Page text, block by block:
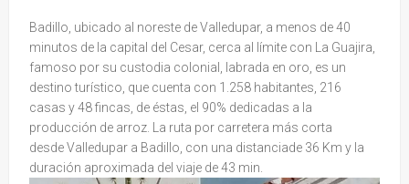
Badillo, ubicado al noreste de Valledupar, a menos de 40
minutos de la capital del Cesar, cerca al límite con La Guajira,
famoso por su custodia colonial, labrada en oro, es un
destino turístico, que cuenta con 1.258 habitantes, 216
casas y 48 fincas, de éstas, el 90% dedicadas a la
producción de arroz. La ruta por carretera más corta
desde Valledupar a Badillo, con una distanciade 36 Km y la
duración aproximada del viaje de 43 min.